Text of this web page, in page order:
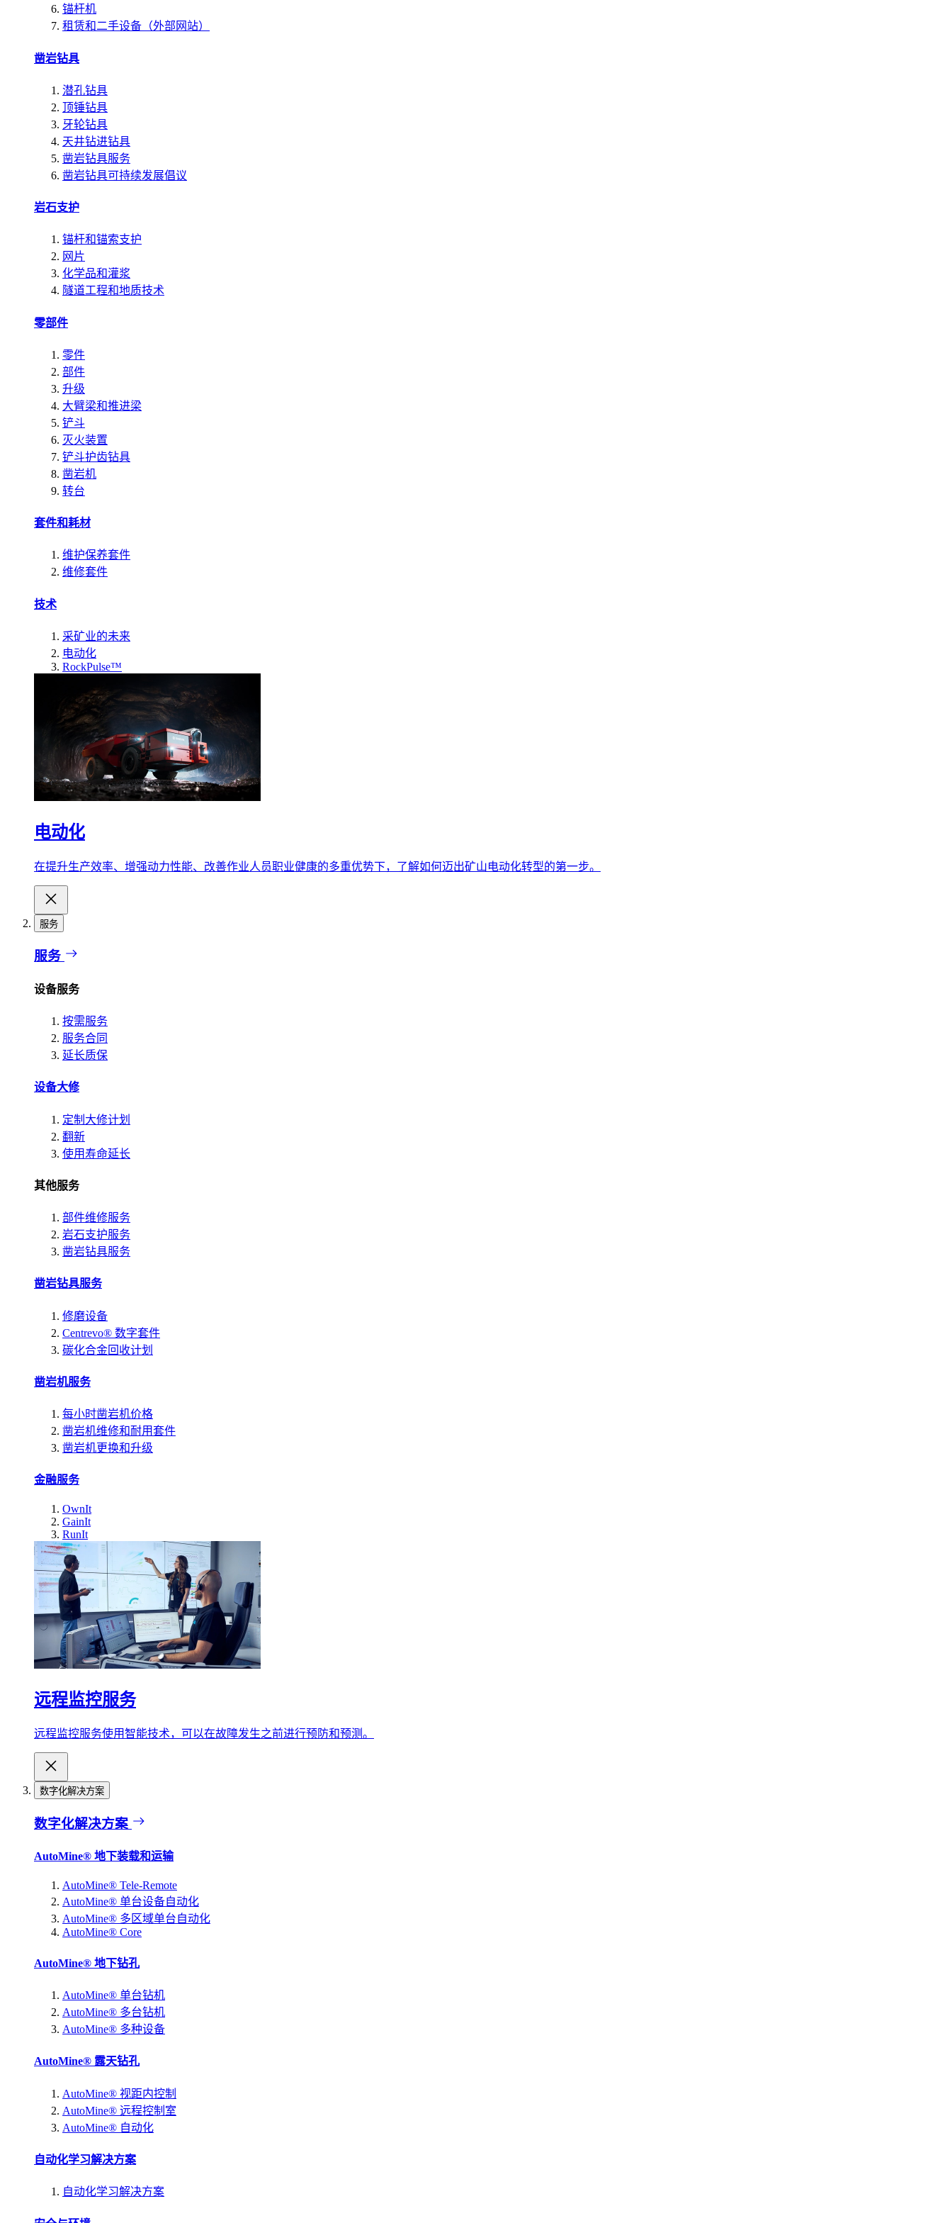
锚杆机
租赁和二手设备（外部网站）
凿岩钻具
潜孔钻具
顶锤钻具
牙轮钻具
天井钻进钻具
凿岩钻具服务
凿岩钻具可持续发展倡议
岩石支护
锚杆和锚索支护
网片
化学品和灌浆
隧道工程和地质技术
零部件
零件
部件
升级
大臂梁和推进梁
铲斗
灭火装置
铲斗护齿钻具
凿岩机
转台
套件和耗材
维护保养套件
维修套件
技术
采矿业的未来
电动化
RockPulse™
电动化
在提升生产效率、增强动力性能、改善作业人员职业健康的多重优势下，了解如何迈出矿山电动化转型的第一步。
服务
服务
设备服务
按需服务
服务合同
延长质保
设备大修
定制大修计划
翻新
使用寿命延长
其他服务
部件维修服务
岩石支护服务
凿岩钻具服务
凿岩钻具服务
修磨设备
Centrevo® 数字套件
碳化合金回收计划
凿岩机服务
每小时凿岩机价格
凿岩机维修和耐用套件
凿岩机更换和升级
金融服务
OwnIt
GainIt
RunIt
远程监控服务
远程监控服务使用智能技术，可以在故障发生之前进行预防和预测。
数字化解决方案
数字化解决方案
AutoMine® 地下装载和运输
AutoMine® Tele-Remote
AutoMine® 单台设备自动化
AutoMine® 多区域单台自动化
AutoMine® Core
AutoMine® 地下钻孔
AutoMine® 单台钻机
AutoMine® 多台钻机
AutoMine® 多种设备
AutoMine® 露天钻孔
AutoMine® 视距内控制
AutoMine® 远程控制室
AutoMine® 自动化
自动化学习解决方案
自动化学习解决方案